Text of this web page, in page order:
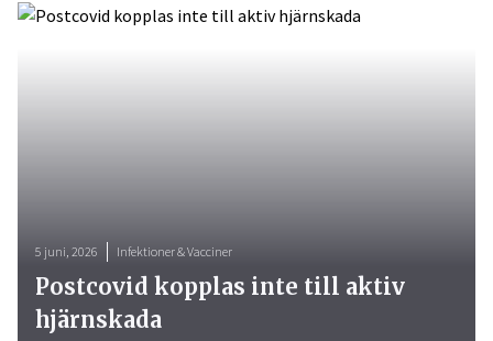
5 juni, 2026 Infektioner & Vacciner
Postcovid kopplas inte till aktiv
hjärnskada